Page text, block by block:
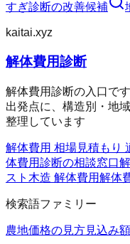
すぎ診断の改善候補
kaitai.xyz
解体費用診断
解体費用診断の入口で
出発点に、構造別・地
整理しています
解体費用 相場見積もり
体費用診断の相談窓口
スト 木造 解体費用解体
検索語ファミリー
農地価格の見方見込み